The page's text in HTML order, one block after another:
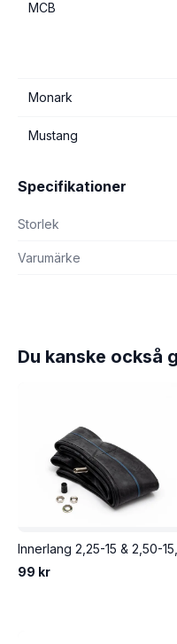
MCB
Monark
Mustang
Specifikationer
Storlek
Varumärke
Du kanske också
99 kr